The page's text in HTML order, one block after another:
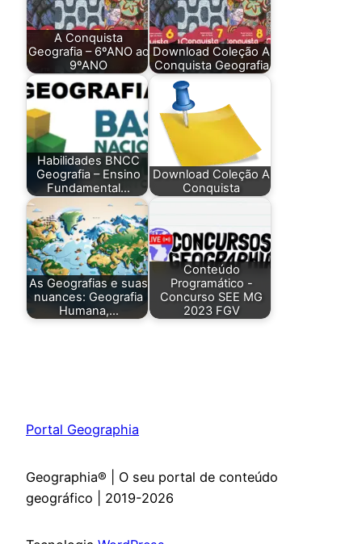
A Conquista
Geografia – 6ºANO ao
9ºANO
Download Coleção A
Conquista Geografia
Habilidades BNCC
Geografia – Ensino
Fundamental…
Download Coleção A
Conquista
As Geografias e suas
nuances: Geografia
Humana,…
Conteúdo
Programático -
Concurso SEE MG
2023 FGV
Portal Geographia
Geographia® | O seu portal de conteúdo
geográfico | 2019-2026